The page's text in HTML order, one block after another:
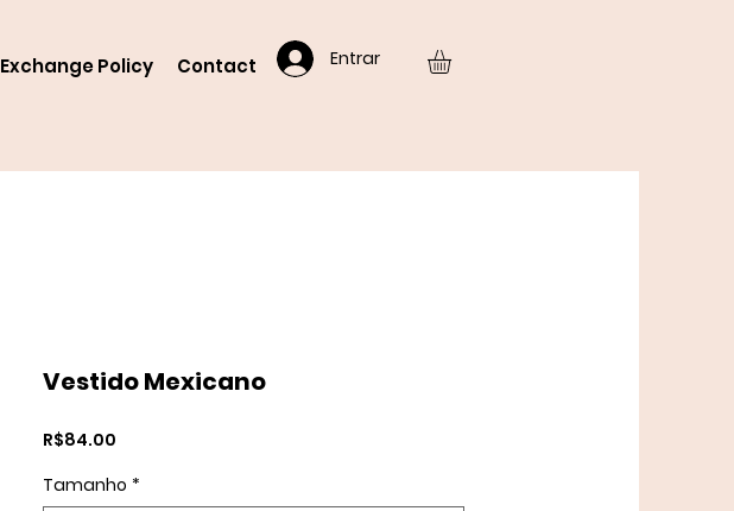
Exchange Policy Contact Entrar
Vestido Mexicano
R$84.00
Tamanho *